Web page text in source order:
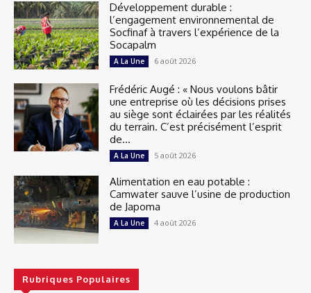
Développement durable :
l’engagement environnemental de
Socfinaf à travers l’expérience de la
Socapalm
A La Une 6 août 2026
Frédéric Augé : « Nous voulons bâtir
une entreprise où les décisions prises
au siège sont éclairées par les réalités
du terrain. C’est précisément l’esprit
de...
A La Une 5 août 2026
Alimentation en eau potable :
Camwater sauve l’usine de production
de Japoma
A La Une 4 août 2026
Rubriques Populaires